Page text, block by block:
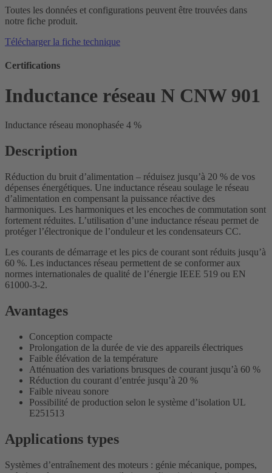
Toutes les données et configurations peuvent être trouvées dans
notre fiche produit.
Télécharger la fiche technique
Certifications
Inductance réseau N CNW 901
Inductance réseau monophasée 4 %
Description
Réduction du bruit d’alimentation – réduisez jusqu’à 20 % de vos
dépenses énergétiques. Une inductance réseau soulage le réseau
d’alimentation en compensant la puissance réactive des
harmoniques. Les harmoniques et les encoches de commutation sont
fortement réduites. L’utilisation d’une inductance réseau permet de
protéger l’électronique de l’onduleur et les condensateurs CC.
Les courants de démarrage et les pics de courant sont réduits jusqu’à
60 %. Les inductances réseau permettent de se conformer aux
normes internationales de qualité de l’énergie IEEE 519 ou EN
61000-3-2.
Avantages
Conception compacte
Prolongation de la durée de vie des appareils électriques
Faible élévation de la température
Atténuation des variations brusques de courant jusqu’à 60 %
Réduction du courant d’entrée jusqu’à 20 %
Faible niveau sonore
Possibilité de production selon le système d’isolation UL
E251513
Applications types
Systèmes d’entraînement des moteurs : génie mécanique, pompes,